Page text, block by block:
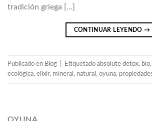
tradición griega […]
CONTINUAR LEYENDO→
Publicado en Blog Etiquetado absolute detox, bio,
ecológica, elixir, mineral , natural , oyuna,